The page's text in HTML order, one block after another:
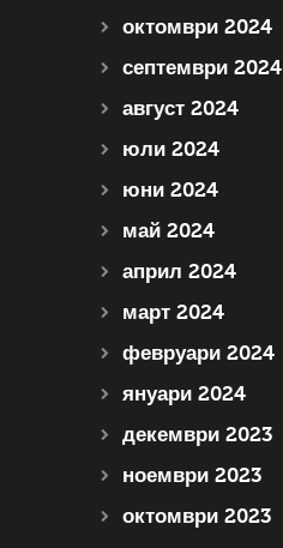
октомври 2024
септември 2024
август 2024
юли 2024
юни 2024
май 2024
април 2024
март 2024
февруари 2024
януари 2024
декември 2023
ноември 2023
октомври 2023